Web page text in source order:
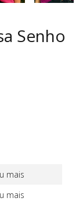
Senho
mais
mais